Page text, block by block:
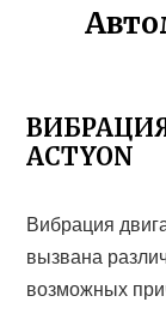
ВИБРАЦИЯ
ACTYON
Вибрация
вызвана
возможных